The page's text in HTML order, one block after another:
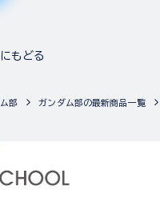
にもどる
部 ガンダム部の最新商品一覧